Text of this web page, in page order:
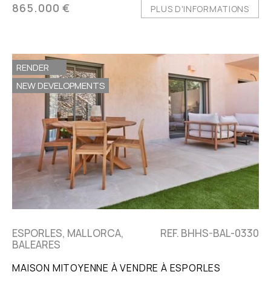
865.000 € PLUS D'INFORMATIONS
RENDER
NEW DEVELOPMENTS
ESPORLES, MALLORCA,
BALEARES
REF. BHHS-BAL-0330
MAISON MITOYENNE À VENDRE À ESPORLES